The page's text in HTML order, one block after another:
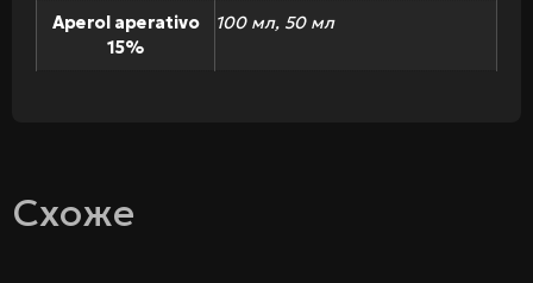
Aperol aperativo
15%
100 мл, 50 мл
Схоже